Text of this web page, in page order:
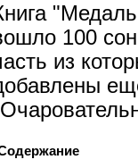
100
из